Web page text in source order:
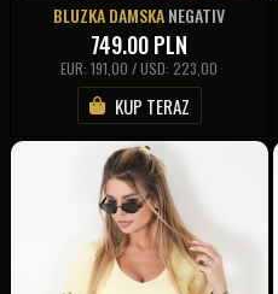
BLUZKA DAMSKANEGATIV
749.00PLN
EUR: 191,00 / USD: 223,00
KUP TERAZ